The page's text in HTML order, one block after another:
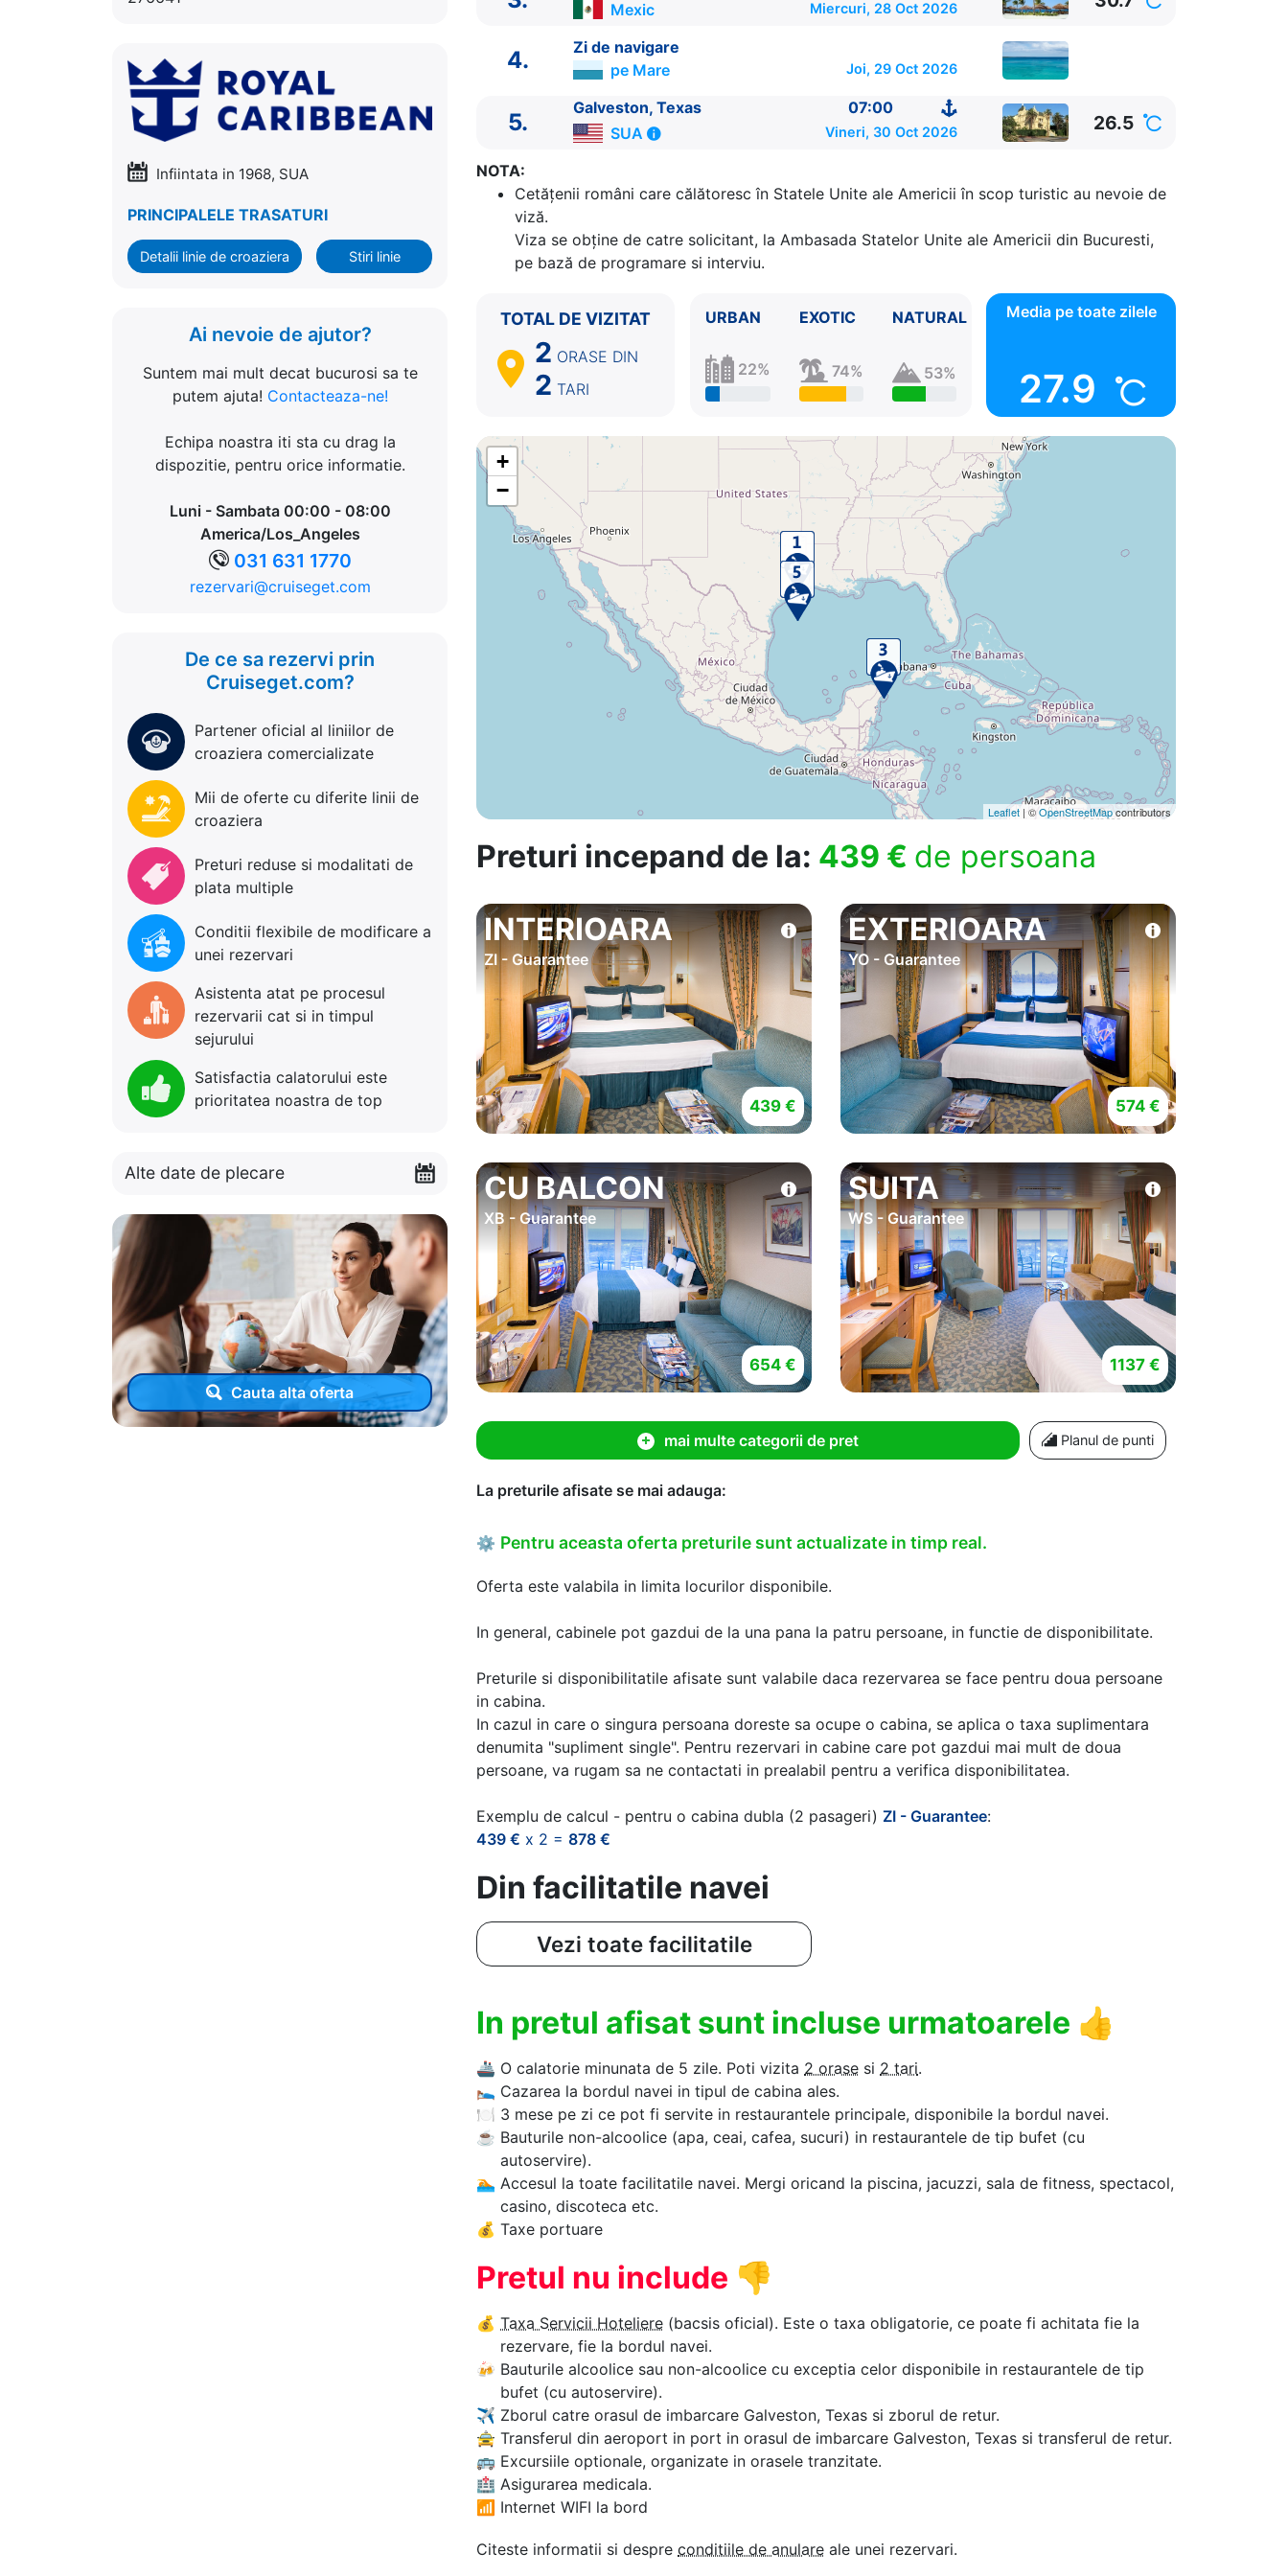
Infiintata in 1968, SUA
PRINCIPALELE TRASATURI
Detalii linie de croaziera Stiri linie
Ai nevoie de ajutor?
Suntem mai mult decat bucurosi sa te
putem ajuta! Contacteaza-ne!
Echipa noastra iti sta cu drag la
dispozitie, pentru orice informatie.
Luni - Sambata 00:00 - 08:00
America/Los_Angeles
031 631 1770
rezervari@cruiseget.com
De ce sa rezervi prin
Cruiseget.com?
Partener oficial al liniilor de
croaziera comercializate
Mii de oferte cu diferite linii de
croaziera
Preturi reduse si modalitati de
plata multiple
Conditii flexibile de modificare a
unei rezervari
Asistenta atat pe procesul
rezervarii cat si in timpul
sejurului
Satisfactia calatorului este
prioritatea noastra de top
Alte date de plecare
Cauta alta oferta
ITINERARIU
Ziua | Portul | Sosire - Plecare
----------------------------------------
Galveston, Texas SUA
⚓ - 15:00
Zi de navigare
0:00 - 0:00
Cozumel Mexic
5. Galveston, Texas 07:00 - ⚓
Mexic
Miercuri, 28 Oct 2026
4.
Zi de navigare
pe Mare
Joi, 29 Oct 2026
5.
Galveston, Texas
07:00
SUA
Vineri, 30 Oct 2026 26.5
NOTA:
Cetăţenii români care călătoresc în Statele Unite ale Americii în scop turistic au nevoie de
viză.
Viza se obține de catre solicitant, la Ambasada Statelor Unite ale Americii din Bucuresti,
pe bază de programare si interviu.
TOTAL DE VIZITAT
2 ORASE DIN
2 TARI
URBAN
22%
EXOTIC
74%
NATURAL
53%
Media pe toate zilele
27.9
+
−
Leaflet | ©OpenStreetMapcontributors
Preturi incepand de la: 439 € de persoana
INTERIOARA
ZI - Guarantee
439 €
EXTERIOARA
YO - Guarantee
574 €
CU BALCON
XB - Guarantee
654 €
SUITA
WS - Guarantee
1137 €
mai multe categorii de pret Planul de punti
La preturile afisate se mai adauga:
⚙ Pentru aceasta oferta preturile sunt actualizate in timp real.
Oferta este valabila in limita locurilor disponibile.
In general, cabinele pot gazdui de la una pana la patru persoane, in functie de disponibilitate.
Preturile si disponibilitatile afisate sunt valabile daca rezervarea se face pentru doua persoane
in cabina.
In cazul in care o singura persoana doreste sa ocupe o cabina, se aplica o taxa suplimentara
denumita "supliment single". Pentru rezervari in cabine care pot gazdui mai mult de doua
persoane, va rugam sa ne contactati in prealabil pentru a verifica disponibilitatea.
Exemplu de calcul - pentru o cabina dubla (2 pasageri) ZI - Guarantee:
439 € x 2 = 878 €
Din facilitatile navei
Vezi toate facilitatile
In pretul afisat sunt incluse urmatoarele 👍
🚢 O calatorie minunata de 5 zile. Poti vizita 2 orase si 2 tari.
🛌 Cazarea la bordul navei in tipul de cabina ales.
🍽 3 mese pe zi ce pot fi servite in restaurantele principale, disponibile la bordul navei.
☕ Bauturile non-alcoolice (apa, ceai, cafea, sucuri) in restaurantele de tip bufet (cu
autoservire).
🏊‍ Accesul la toate facilitatile navei. Mergi oricand la piscina, jacuzzi, sala de fitness, spectacol,
casino, discoteca etc.
💰 Taxe portuare
Pretul nu include 👎
💰 Taxa Servicii Hoteliere (bacsis oficial). Este o taxa obligatorie, ce poate fi achitata fie la
rezervare, fie la bordul navei.
🍻 Bauturile alcoolice sau non-alcoolice cu exceptia celor disponibile in restaurantele de tip
bufet (cu autoservire).
✈ Zborul catre orasul de imbarcare Galveston, Texas si zborul de retur.
🚖 Transferul din aeroport in port in orasul de imbarcare Galveston, Texas si transferul de retur.
🚌 Excursiile optionale, organizate in orasele tranzitate.
🏥 Asigurarea medicala.
📶 Internet WIFI la bord
Citeste informatii si despre conditiile de anulare ale unei rezervari.